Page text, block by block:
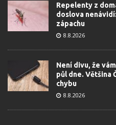
Repelenty z
doslova
zápachu
8.8.2026
Není divu, že
půl dne. Většina
chybu
8.8.2026